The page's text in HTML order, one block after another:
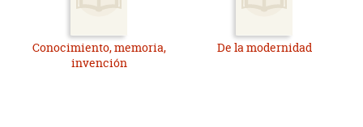
Conocimiento, memoria,
invención
De la modernidad